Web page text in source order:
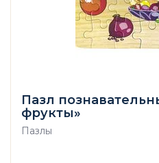
Пазл
фрукты»
Пазлы